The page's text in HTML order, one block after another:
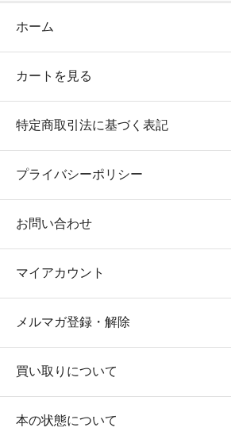
ホーム
カートを見る
特定商取引法に基づく表記
プライバシーポリシー
お問い合わせ
マイアカウント
メルマガ登録・解除
買い取りについて
本の状態について